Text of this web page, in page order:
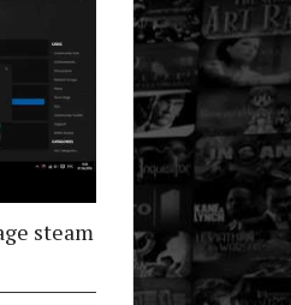
steam